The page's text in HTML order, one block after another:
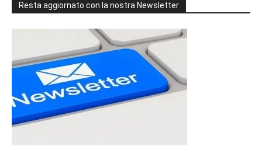
Resta aggiornato con la nostra Newsletter